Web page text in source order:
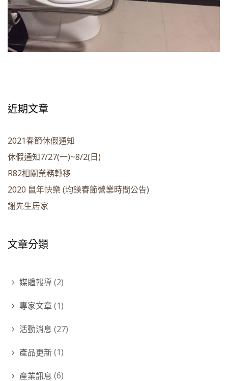
近期文章
2021春節休假通知
休假通知7/27(一)~8/2(日)
R82相關業務轉移
2020 鼠年快樂 (均鎂春節營業時間公告)
謝先生居家
文章分類
媒體報導(2)
專家文章(1)
活動消息 (27)
產品更新(1)
產業訊息 (6)